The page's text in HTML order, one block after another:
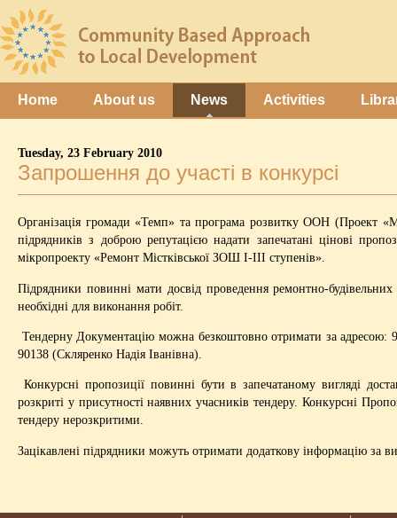
Home About us News Activities
Tuesday, 23 February 2010
Запрошення до участі в конкурсі
Організація громади «Темп» та програма розвитку ООН (Проект
підрядників з доброю репутацією надати запечатані цінові
мікропроекту «Ремонт Містківської ЗОШ І-ІІІ ступенів».
Підрядники повинні мати досвід проведення ремонтно-
необхідні для виконання робіт.
Тендерну Документацію можна безкоштовно отримати за адресою:
90138 (Скляренко Надія Іванівна).
Конкурсні пропозиції повинні бути в запечатаному вигляді
розкриті у присутності наявних учасників тендеру. Конкурсні
тендеру нерозкритими.
Зацікавлені підрядники можуть отримати додаткову інформацію за